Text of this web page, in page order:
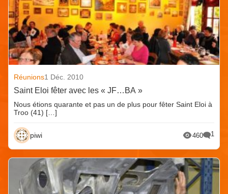
Réunions1 Déc. 2010
Saint Eloi fêter avec les « JF…BA »
Nous étions quarante et pas un de plus pour fêter Saint Eloi à
Troo (41) […]
piwi 460 1